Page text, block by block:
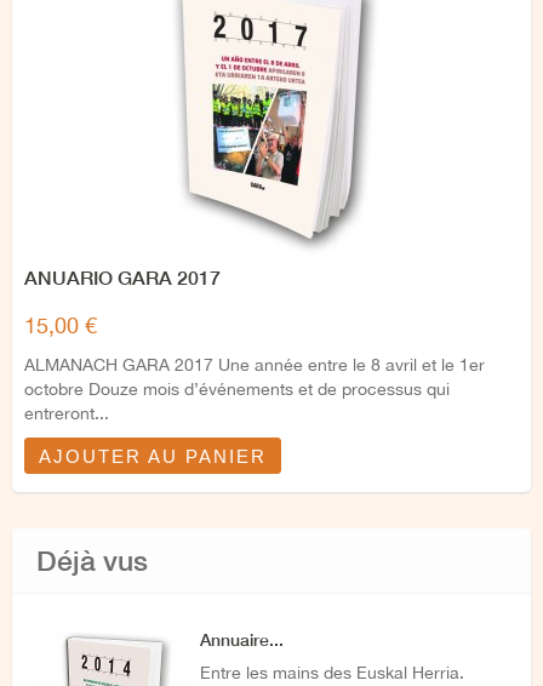
ANUARIO GARA 2017
15,00 €
ALMANACH GARA 2017 Une année entre le 8 avril et le 1er
octobre Douze mois d’événements et de processus qui
entreront...
AJOUTER AU PANIER
Déjà vus
Annuaire...
Entre les mains des Euskal Herria.